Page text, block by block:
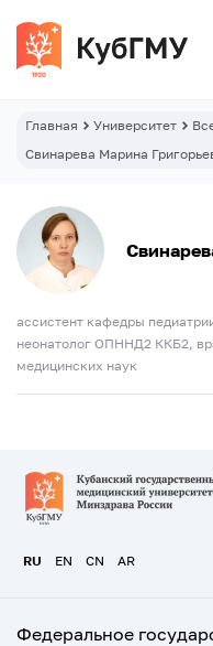
Главная Университет
Свинарева Марина
ассистент кафедры
неонатолог ОПННД2 ККБ2,
медицинских наук
RU EN CN AR
Федеральное